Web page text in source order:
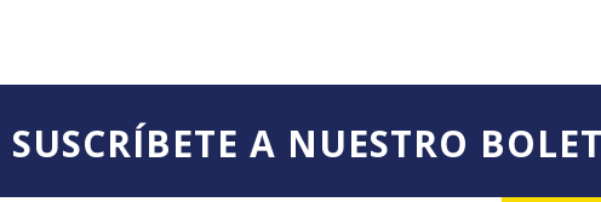
SUSCRÍBETE A NUESTRO